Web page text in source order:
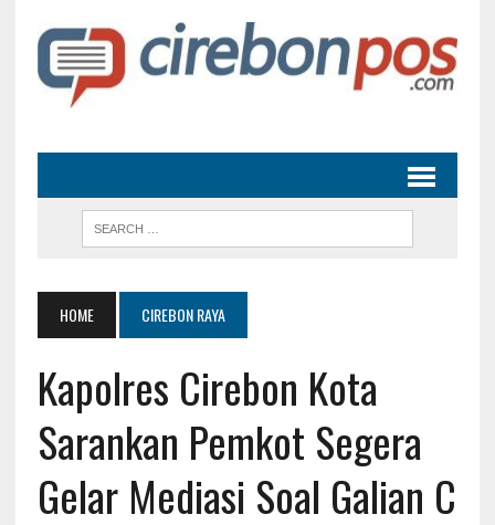
HOME CIREBON RAYA
Kapolres Cirebon Kota
Sarankan Pemkot Segera
Gelar Mediasi Soal Galian C